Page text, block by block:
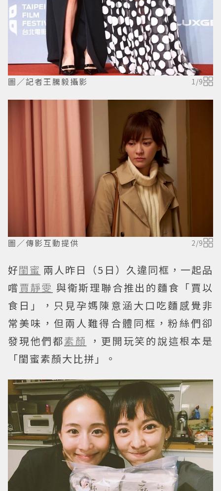
圖／記者王騰毅攝影 1 /9
圖／傳影互動提供 2/9
好閨蜜 兩人昨日（5日）久違同框，一起品
嚐賈靜雯 與衛斯理聯合推出的麵食「賈以
食日」，只見孕媽陳意涵大口吃麵感覺非
常美味，但兩人難得合體同框，粉絲們卻
發現他們都素顏
，更開玩笑的說這根本是
「閨蜜素顏大比拼」。